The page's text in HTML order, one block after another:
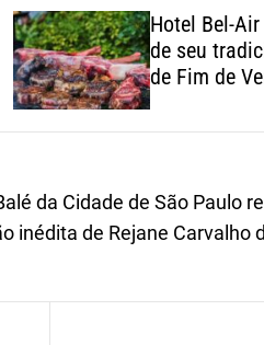
Hotel Bel-
de seu
de Fim de
da Cidade de São Paulo
inédita de Rejane Carvalho